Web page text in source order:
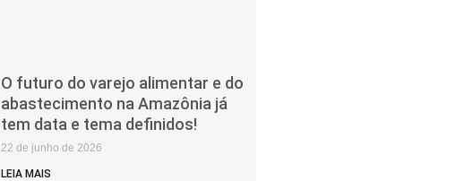
O futuro do varejo alimentar e do
abastecimento na Amazônia já
tem data e tema definidos!
22 de junho de 2026
LEIA MAIS